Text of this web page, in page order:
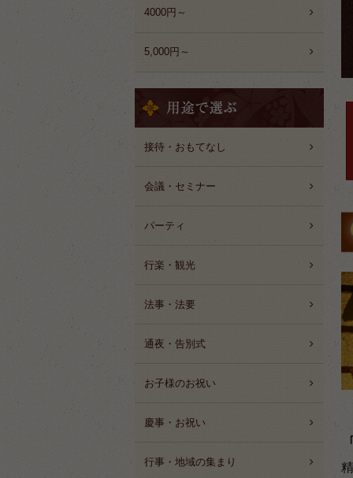
4000円～
5,000円～
接待・おもてなし
会議・セミナー
パーティ
行楽・観光
法事・法要
通夜・告別式
お子様のお祝い
慶事・お祝い
行事・地域の集まり